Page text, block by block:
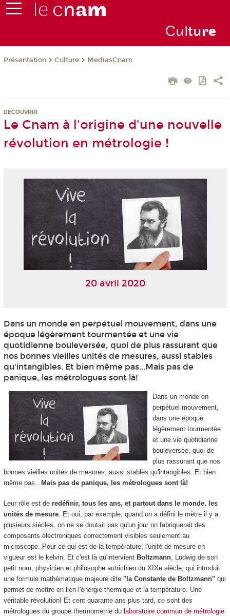
Culture
Présentation Culture MediasCnam
DÉCOUVRIR
Le Cnam à l'origine d'une nouvelle
révolution en métrologie !
20 avril 2020
Dans un monde en perpétuel mouvement, dans une
époque légèrement tourmentée et une vie
quotidienne bouleversée, quoi de plus rassurant que
nos bonnes vieilles unités de mesures, aussi stables
qu'intangibles. Et bien même pas...Mais pas de
panique, les métrologues sont là!
Dans un monde en
perpétuel mouvement,
dans une époque
légèrement tourmentée
et une vie quotidienne
bouleversée, quoi de
plus rassurant que nos
bonnes vieilles unités de mesures, aussi stables qu'intangibles. Et bien
même pas...
Mais pas de panique, les métrologues sont là!
Leur rôle est deredéfinir, tous les ans, et partout dans le monde, les
unités de mesure. Et oui, par exemple, quand on a défini le mètre il y a
plusieurs siècles, on ne se doutait pas qu'un jour on fabriquerait des
composants électroniques correctement visibles seulement au
microscope. Pour ce qui est de la température, l'unité de mesure en
vigueur est le kelvin. Et c'est là qu'intervient Boltzmann, Ludwig de son
petit nom, physicien et philosophe autrichien du XIXe siècle, qui introduit
une formule mathématique majeure dite "la Constante de Boltzmann"qui
permet de mettre en lien l'énergie thermique et la température. Une
véritable révolution! Et cent quarante ans plus tard, ce sont des
métrologues du groupe thermométrie du laboratoire commun de métrologie